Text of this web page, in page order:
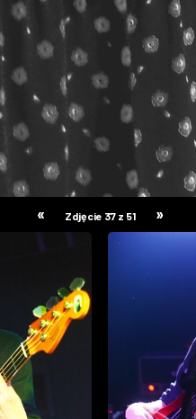
« Zdjęcie 37 z 51 »